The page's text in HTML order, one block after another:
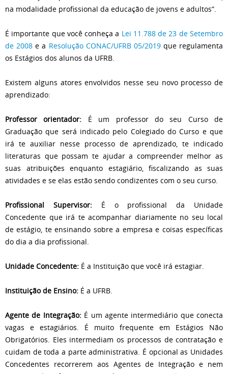
na modalidade profissional da educação de jovens e adultos”.
É importante que você conheça a Lei 11.788 de 23 de Setembro
de 2008 e a Resolução CONAC/UFRB 05/2019que regulamenta
os Estágios dos alunos da UFRB.
Existem alguns atores envolvidos nesse seu novo processo de
aprendizado:
Professor orientador: É um professor do seu Curso de
Graduação que será indicado pelo Colegiado do Curso e que
irá te auxiliar nesse processo de aprendizado, te indicado
literaturas que possam te ajudar a compreender melhor as
suas atribuições enquanto estagiário, fiscalizando as suas
atividades e se elas estão sendo condizentes com o seu curso.
Profissional Supervisor:É o profissional da Unidade
Concedente que irá te acompanhar diariamente no seu local
de estágio, te ensinando sobre a empresa e coisas específicas
do dia a dia profissional.
Unidade Concedente: É a Instituição que você irá estagiar.
Instituição de Ensino: É a UFRB.
Agente de Integração:É um agente intermediário que conecta
vagas e estagiários. É muito frequente em Estágios Não
Obrigatórios. Eles intermediam os processos de contratação e
cuidam de toda a parte administrativa. É opcional as Unidades
Concedentes recorrerem aos Agentes de Integração e nem